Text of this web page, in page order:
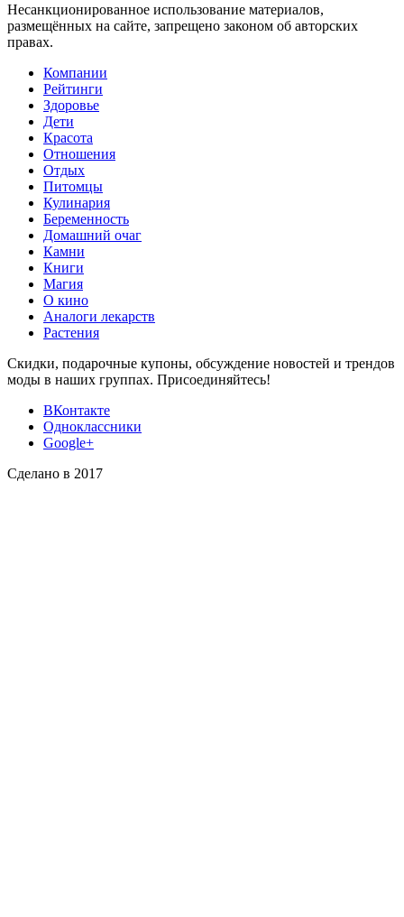
Несанкционированное использование материалов,
размещённых на сайте, запрещено законом об авторских
правах.
Компании
Рейтинги
Здоровье
Дети
Красота
Отношения
Отдых
Питомцы
Кулинария
Беременность
Домашний очаг
Камни
Книги
Магия
О кино
Аналоги лекарств
Растения
Скидки, подарочные купоны, обсуждение новостей и трендов
моды в наших группах. Присоединяйтесь!
ВКонтакте
Одноклассники
Google+
Сделано в 2017